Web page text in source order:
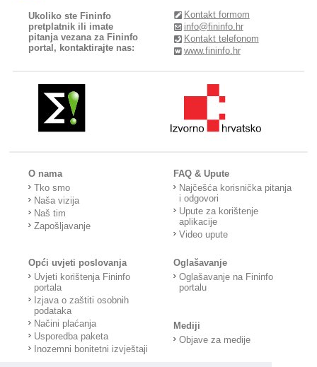
Ukoliko ste Fininfo
pretplatnik ili imate
pitanja vezana za Fininfo
portal, kontaktirajte nas:
Kontakt formom
info@fininfo.hr
Kontakt telefonom
www.fininfo.hr
O nama
Tko smo
Naša vizija
Naš tim
Zapošljavanje
FAQ & Upute
Najčešća korisnička pitanja
i odgovori
Upute za korištenje
aplikacije
Video upute
Opći uvjeti poslovanja
Uvjeti korištenja Fininfo
portala
Izjava o zaštiti osobnih
podataka
Načini plaćanja
Usporedba paketa
Inozemni bonitetni izvještaji
Oglašavanje
Oglašavanje na Fininfo
portalu
Mediji
Objave za medije